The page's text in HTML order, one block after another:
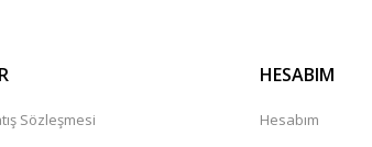
Sözleşmesi
HESABIM
Hesabım